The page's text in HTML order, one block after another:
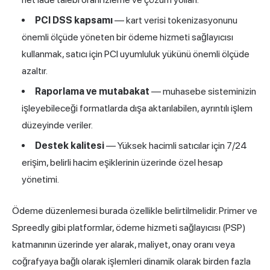
PCI DSS kapsamı— kart verisi tokenizasyonunu
önemli ölçüde yöneten bir ödeme hizmeti sağlayıcısı
kullanmak, satıcı için PCI uyumluluk yükünü önemli ölçüde
azaltır.
Raporlama ve mutabakat — muhasebe sisteminizin
işleyebileceği formatlarda dışa aktarılabilen, ayrıntılı işlem
düzeyinde veriler.
Destek kalitesi— Yüksek hacimli satıcılar için 7/24
erişim, belirli hacim eşiklerinin üzerinde özel hesap
yönetimi.
Ödeme düzenlemesi burada özellikle belirtilmelidir. Primer ve
Spreedly gibi platformlar, ödeme hizmeti sağlayıcısı (PSP)
katmanının üzerinde yer alarak, maliyet, onay oranı veya
coğrafyaya bağlı olarak işlemleri dinamik olarak birden fazla